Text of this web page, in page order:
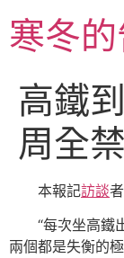
至
主寒冬
高鐵
周全
本報記訪談
“每次坐高鐵
兩個都是失衡的